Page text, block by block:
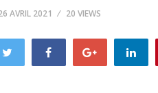
AVRIL 2021 20 VIEWS